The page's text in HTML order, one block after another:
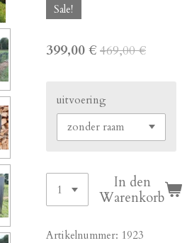
Sale!
399,00 € 469,00 €
uitvoering
In den
Warenkorb
Artikelnummer: 1923